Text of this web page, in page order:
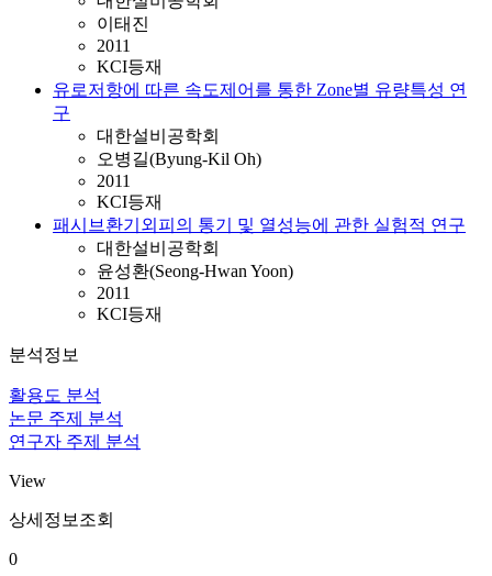
이태진
2011
KCI등재
유로저항에 따른 속도제어를 통한 Zone별 유량특성 연
구
대한설비공학회
오병길(Byung-Kil Oh)
2011
KCI등재
패시브환기외피의 통기 및 열성능에 관한 실험적 연구
대한설비공학회
윤성환(Seong-Hwan Yoon)
2011
KCI등재
분석정보
활용도 분석
논문 주제 분석
연구자 주제 분석
View
상세정보조회
0